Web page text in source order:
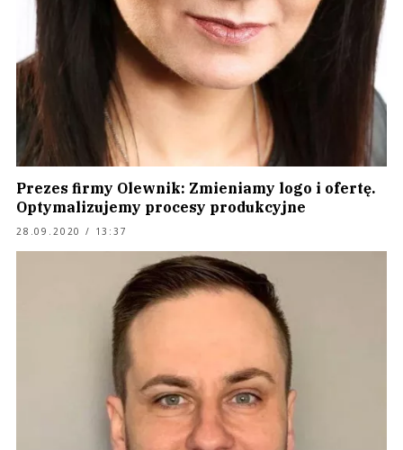
Prezes firmy Olewnik: Zmieniamy logo i ofertę.
Optymalizujemy procesy produkcyjne
28.09.2020 / 13:37